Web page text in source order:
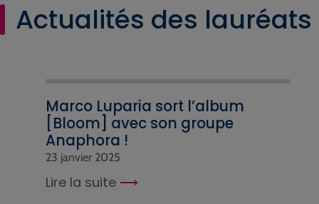
Actualités des lauréats
Marco Luparia sort l’album
[Bloom] avec son groupe
Anaphora !
23 janvier 2025
Lire la suite